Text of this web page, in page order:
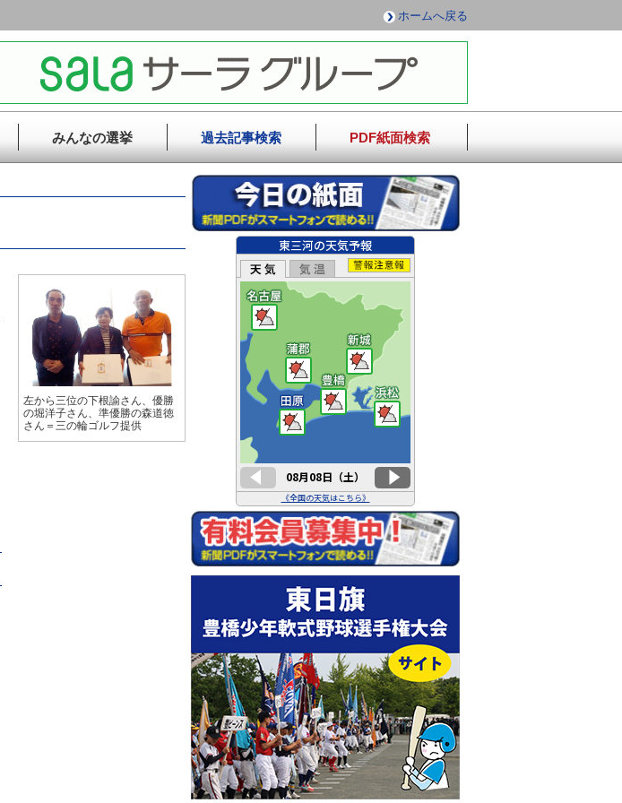
ホームへ戻る
みんなの選挙 過去記事検索 PDF紙面検索
左から三位の下根諭さん、優勝
の堀洋子さん、準優勝の森道徳
さん＝三の輪ゴルフ提供